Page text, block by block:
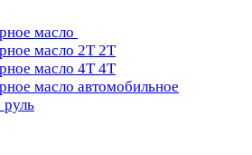
масло
масло 2Т 2T
масло 4Т 4T
масло автомобильное
руль